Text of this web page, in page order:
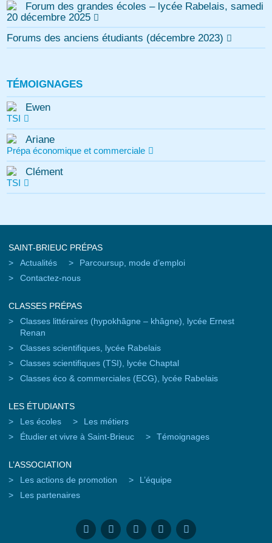
Forum des grandes écoles – lycée Rabelais, samedi
20 décembre 2025
Forums des anciens étudiants (décembre 2023)
TÉMOIGNAGES
Ewen
TSI
Ariane
Prépa économique et commerciale
Clément
TSI
SAINT-BRIEUC PRÉPAS
Actualités
Parcoursup, mode d’emploi
Contactez-nous
CLASSES PRÉPAS
Classes littéraires (hypokhâgne – khâgne), lycée Ernest
Renan
Classes scientifiques, lycée Rabelais
Classes scientifiques (TSI), lycée Chaptal
Classes éco & commerciales (ECG), lycée Rabelais
LES ÉTUDIANTS
Les écoles
Les métiers
Étudier et vivre à Saint-Brieuc
Témoignages
L’ASSOCIATION
Les actions de promotion
L’équipe
Les partenaires